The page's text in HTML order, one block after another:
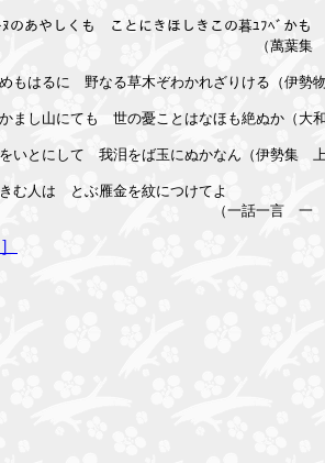
のあやしくも　ことにきほしきこの暮ﾕﾌﾍﾞかも
集　七譬喩
もはるに　野なる草木ぞわかれざりける（伊勢
まし山にても　世の憂ことはなほも絶ぬか（大
いとにして　我泪をば玉にぬかなん（伊勢集　
む人は　とぶ雁金を紋につけてよ